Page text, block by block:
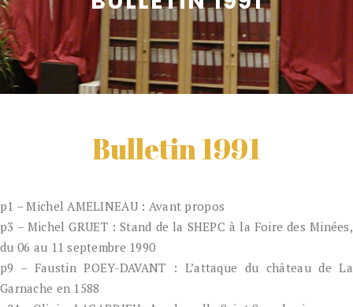
Bulletin 1991
p1 – Michel AMELINEAU : Avant propos
p3 – Michel GRUET : Stand de la SHEPC à la Foire des Minées,
du 06 au 11 septembre 1990
p9 – Faustin POEY-DAVANT : L’attaque du château de La
Garnache en 1588